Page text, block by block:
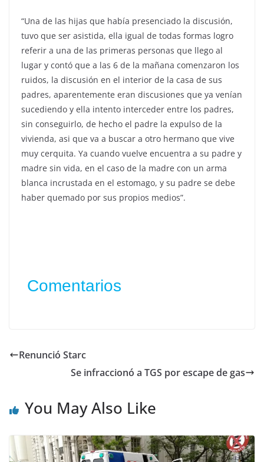
“Una de las hijas que había presenciado la discusión,
tuvo que ser asistida, ella igual de todas formas logro
referir a una de las primeras personas que llego al
lugar y contó que a las 6 de la mañana comenzaron los
ruidos, la discusión en el interior de la casa de sus
padres, aparentemente eran discusiones que ya venían
sucediendo y ella intento interceder entre los padres,
sin conseguirlo, de hecho el padre la expulso de la
vivienda, asi que va a buscar a otro hermano que vive
muy cerquita. Ya cuando vuelve encuentra a su padre y
madre sin vida, en el caso de la madre con un arma
blanca incrustada en el estomago, y su padre se debe
haber quemado por sus propios medios”.
Comentarios
Renunció Starc
Se infraccionó a TGS por escape de gas
You May Also Like